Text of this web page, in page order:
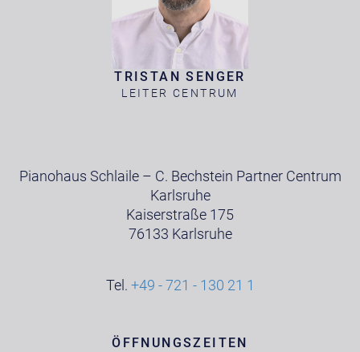
TRISTAN SENGER
LEITER CENTRUM
Pianohaus Schlaile – C. Bechstein Partner Centrum
Karlsruhe
Kaiserstraße 175
76133 Karlsruhe
Tel. +49 - 721 - 130 21 1
ÖFFNUNGSZEITEN